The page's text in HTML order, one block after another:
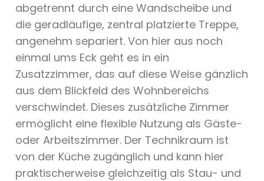
abgetrennt durch eine Wandscheibe und
die geradläufige, zentral platzierte Treppe,
angenehm separiert. Von hier aus noch
einmal ums Eck geht es in ein
Zusatzzimmer, das auf diese Weise gänzlich
aus dem Blickfeld des Wohnbereichs
verschwindet. Dieses zusätzliche Zimmer
ermöglicht eine flexible Nutzung als Gäste-
oder Arbeitszimmer. Der Technikraum ist
von der Küche zugänglich und kann hier
praktischerweise gleichzeitig als Stau- und